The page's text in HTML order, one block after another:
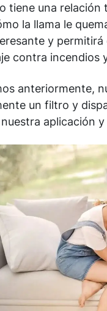
tiene una
la llama le
y permitirá
contra incendios
anteriormente,
un filtro y
aplicación